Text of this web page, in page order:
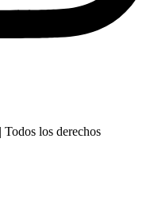
los derechos